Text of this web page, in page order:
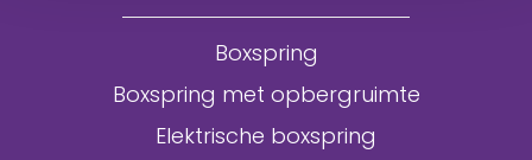
Boxspring
Boxspring met opbergruimte
Elektrische boxspring